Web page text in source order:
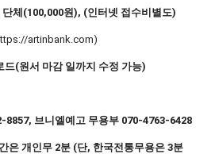
체(100,000원), (인터넷 접수비별도)
artinbank.com)
드(원서 마감 일까지 수정 가능)
8857, 브니엘예고 무용부 070-4763-6428
은 개인무 2분 (단, 한국전통무용은 3분